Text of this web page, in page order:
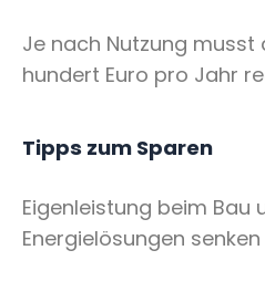
Je nach Nutzung musst
hundert Euro pro Jahr
Tipps zum Sparen
Eigenleistung beim Bau
Energielösungen